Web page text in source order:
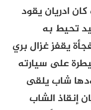
ادريان يقود
تحيط به
يقفز غزال بري
على سيارته
شاب يلقى
إنقاذ الشاب